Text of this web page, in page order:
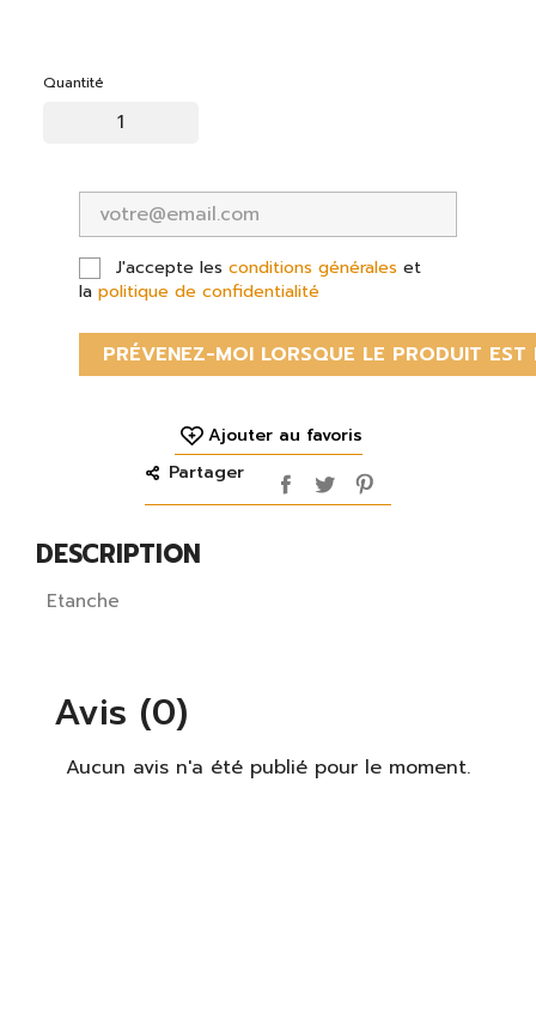
DESCRIPTION
Etanche
Quantité
J'accepte les conditions générales et
la politique de confidentialité
PRÉVENEZ-MOI LORSQUE LE PRODUIT EST
Ajouter au favoris
Partager
Avis (0)
Aucun avis n'a été publié pour le moment.